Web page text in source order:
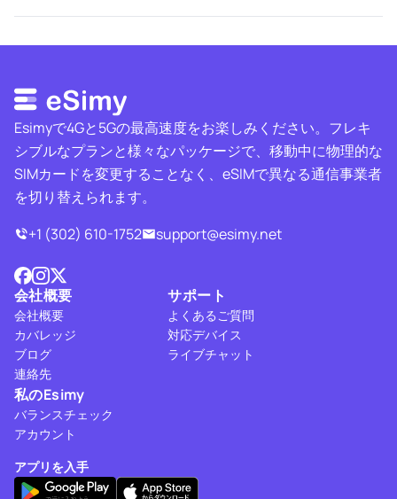
Esimyで4Gと5Gの最高速度をお楽しみください。フレキ
シブルなプランと様々なパッケージで、移動中に物理的な
SIMカードを変更することなく、eSIMで異なる通信事業者
を切り替えられます。
+1 (302) 610-1752
support@esimy.net
会社概要
会社概要
カバレッジ
ブログ
連絡先
サポート
よくあるご質問
対応デバイス
ライブチャット
私のEsimy
バランスチェック
アカウント
アプリを入手